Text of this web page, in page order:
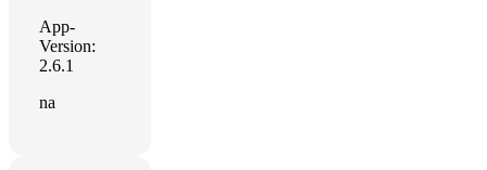
App-
Version:
2.6.1
na